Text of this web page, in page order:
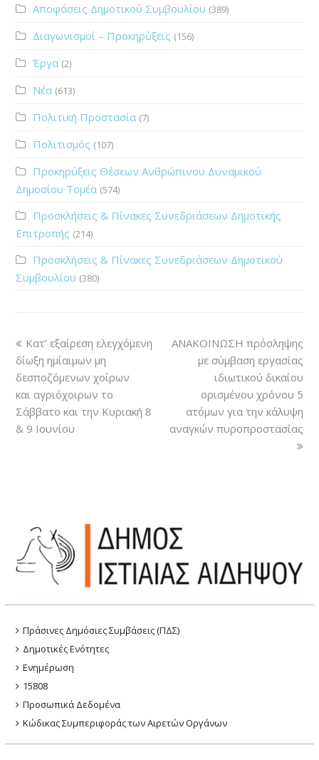
Αποφάσεις Δημοτικού Συμβουλίου (389)
Διαγωνισμοί – Προκηρύξεις (156)
Έργα (2)
Νέα (613)
Πολιτική Προστασία (7)
Πολιτισμός (107)
Προκηρύξεις Θέσεων Ανθρώπινου Δυναμικού
Δημοσίου Τομέα (574)
Προσκλήσεις & Πίνακες Συνεδριάσεων Δημοτικής
Επιτροπής (214)
Προσκλήσεις & Πίνακες Συνεδριάσεων Δημοτικού
Συμβουλίου (380)
Κατ’ εξαίρεση ελεγχόμενη
δίωξη ημίαιμων μη
δεσποζόμενων χοίρων
και αγριόχοιρων το
Σάββατο και την Κυριακή 8
& 9 Ιουνίου
ΑΝΑΚΟΙΝΩΣΗ πρόσληψης
με σύμβαση εργασίας
ιδιωτικού δικαίου
ορισμένου χρόνου 5
ατόμων για την κάλυψη
αναγκών πυροπροστασίας
Πράσινες Δημόσιες Συμβάσεις (ΠΔΣ)
Δημοτικές Ενότητες
Ενημέρωση
15808
Προσωπικά Δεδομένα
Κώδικας Συμπεριφοράς των Αιρετών Οργάνων